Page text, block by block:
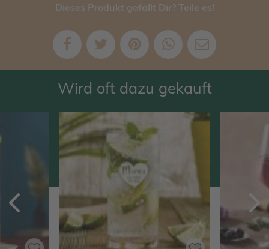
Dieses Produkt gefällt Dir? Teile es!
Wird oft dazu gekauft
Zurück